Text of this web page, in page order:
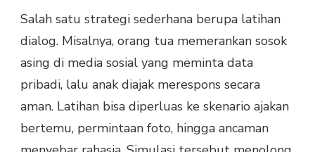
Salah satu strategi sederhana berupa latihan
dialog. Misalnya, orang tua memerankan sosok
asing di media sosial yang meminta data
pribadi, lalu anak diajak merespons secara
aman. Latihan bisa diperluas ke skenario ajakan
bertemu, permintaan foto, hingga ancaman